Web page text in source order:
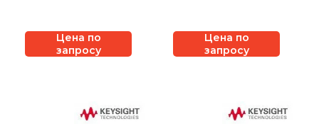
Цена по
запросу
Цена по
запросу